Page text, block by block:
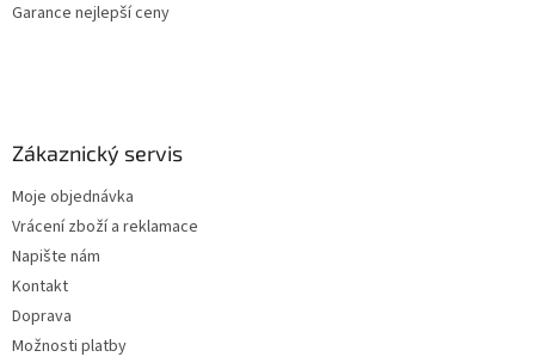
Garance nejlepší ceny
Zákaznický servis
Moje objednávka
Vrácení zboží a reklamace
Napište nám
Kontakt
Doprava
Možnosti platby